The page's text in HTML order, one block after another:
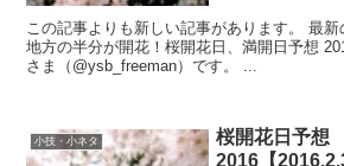
この記事よりも新しい記事があります。 最新の予想はコチラ！ 東北
地方の半分が開花！桜開花日、満開日予想
さま（@ysb_freeman）です。 ...
小技・小ネタ
桜開花日予想
2016【